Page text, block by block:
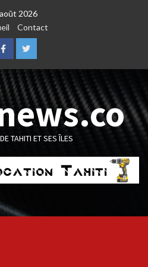
2026
Contact
FacebookTwitter
TAHITI ET SES ÎLES